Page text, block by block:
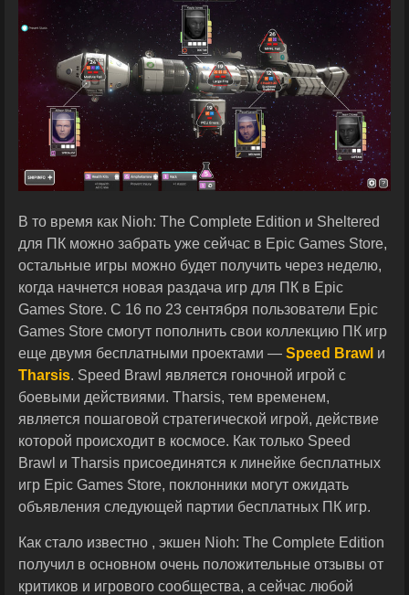
В то время как Nioh: The Complete Edition и Sheltered
для ПК можно забрать уже сейчас в Epic Games Store,
остальные игры можно будет получить через неделю,
когда начнется новая раздача игр для ПК в Epic
Games Store. С 16 по 23 сентября пользователи Epic
Games Store смогут пополнить свои коллекцию ПК игр
еще двумя бесплатными проектами — Speed Brawl и
Tharsis. Speed Brawl является гоночной игрой с
боевыми действиями. Tharsis, тем временем,
является пошаговой стратегической игрой, действие
которой происходит в космосе. Как только Speed
Brawl и Tharsis присоединятся к линейке бесплатных
игр Epic Games Store, поклонники могут ожидать
объявления следующей партии бесплатных ПК игр.
Как стало известно , экшен Nioh: The Complete Edition
получил в основном очень положительные отзывы от
критиков и игрового сообщества, а сейчас любой